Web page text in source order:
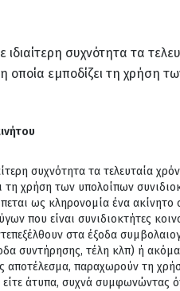
συχνότητα τα
οποία εμποδίζει τη χρήση
συχνότητα τα τελευταία
τη χρήση των υπολοίπων
ως κληρονομία ένα
που είναι συνιδιοκτήτες
στα έξοδα
συντήρησης, τέλη κλπ) ή
αποτέλεσμα, παραχωρούν τη
άτυπα, συχνά συμφωνώντας